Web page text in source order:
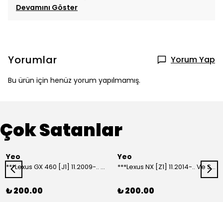
Devamını Göster
Yorumlar Yorum Yap
Bu ürün için henüz yorum yapılmamış.
Çok Satanlar
Yeo
***Lexus GX 460 [J1] 11.2009-.. Ve Sonrası Model Yılları İçin Uyumlu Yeo Arka Silecek
₺ 200.00
Yeo
***Lexus NX [Z1] 11.2014-.. Ve Sonrası Model Yılları İçin Uyumlu Yeo Arka Silecek
₺ 200.00